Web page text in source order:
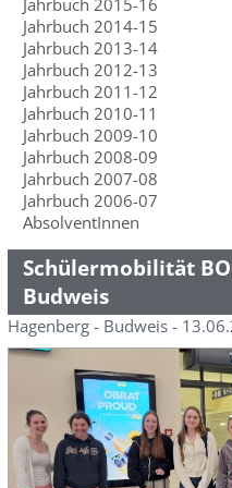
Jahrbuch 2015-16
Jahrbuch 2014-15
Jahrbuch 2013-14
Jahrbuch 2012-13
Jahrbuch 2011-12
Jahrbuch 2010-11
Jahrbuch 2009-10
Jahrbuch 2008-09
Jahrbuch 2007-08
Jahrbuch 2006-07
AbsolventInnen
Schülermobilität
Budweis
Hagenberg - Budweis -